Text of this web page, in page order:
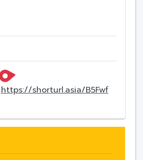
https://shorturl.asia/B5Fwf